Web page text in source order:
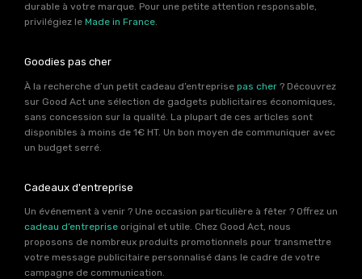
durable à votre marque. Pour une petite attention responsable,
privilégiez le Made in France.
Goodies pas cher
À la recherche d’un petit cadeau d’entreprise pas cher ? Découvrez
sur Good Act une sélection de gadgets publicitaires économiques,
sans concession sur la qualité. La plupart de ces articles sont
disponibles à moins de 1€ HT. Un bon moyen de communiquer avec
un budget serré.
Cadeaux d'entreprise
Un événement à venir ? Une occasion particulière à fêter ? Offrez un
cadeau d’entreprise original et utile. Chez Good Act, nous
proposons de nombreux produits promotionnels pour transmettre
votre message publicitaire personnalisé dans le cadre de votre
campagne de communication.